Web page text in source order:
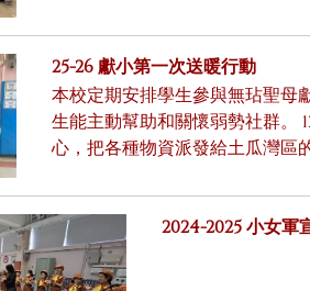
25-26 獻小第一次送暖行動
本校定期安排學生參與無玷聖母
生能主動幫助和關懷弱勢社群。
心，把各種物資派發給土瓜灣區
2024-2025 小女軍